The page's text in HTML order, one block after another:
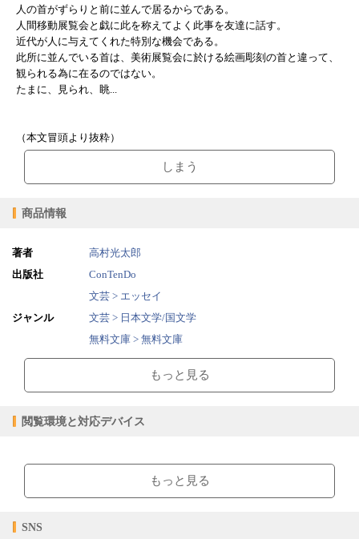
人の首がずらりと前に並んで居るからである。
人間移動展覧会と戯に此を称えてよく此事を友達に話す。
近代が人に与えてくれた特別な機会である。
此所に並んでいる首は、美術展覧会に於ける絵画彫刻の首と違って、
観られる為に在るのではない。
たまに、見られ、眺...
（本文冒頭より抜粋）
しまう
商品情報
著者
高村光太郎
出版社
ConTenDo
ジャンル
文芸 > エッセイ
文芸 > 日本文学/国文学
無料文庫 > 無料文庫
販売開始日
2015/07/01
【販売形態】
もっと見る
閲覧環境と対応デバイス
ブラウザビューア・PC版ConTenDoビューア・モバイルビューア
【対応デバイス】
もっと見る
SNS